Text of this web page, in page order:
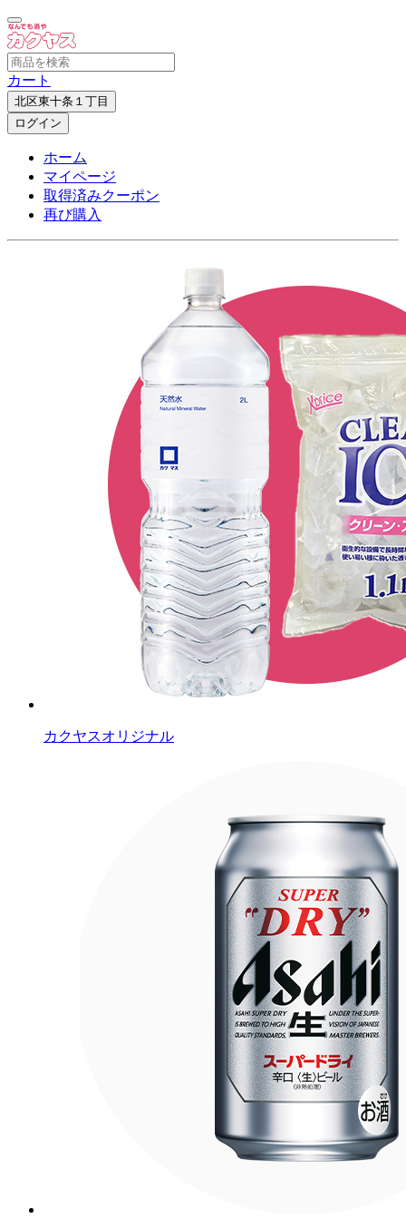
カート
北区東十条１丁目
ログイン
ホーム
マイページ
取得済みクーポン
再び購入
カクヤスオリジナル